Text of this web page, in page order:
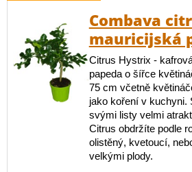
Combava
mauricijská
Citrus Hystrix -
papeda o šířce
75 cm včetně
jako koření v kuchyni.
svými listy velmi
Citrus obdržíte podle
olistěný, kvetoucí,
velkými plody.